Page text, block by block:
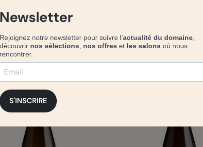
Se connecter
pour voir les prix
Newsletter
Rejoignez notre newsletter pour suivre l’actualité du domaine
découvrir nos sélections nos offres et les salons où nous
rencontrer.
S'INSCRIRE